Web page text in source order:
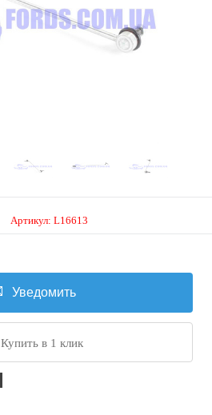
Артикул: L16613
Уведомить
Купить в 1 клик